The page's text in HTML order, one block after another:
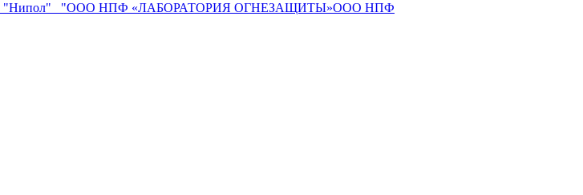
"Нипол"
"ООО НПФ «ЛАБОРАТОРИЯ ОГНЕЗАЩИТЫ»ООО НПФ